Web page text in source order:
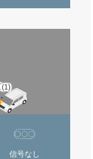
(1)
信号なし